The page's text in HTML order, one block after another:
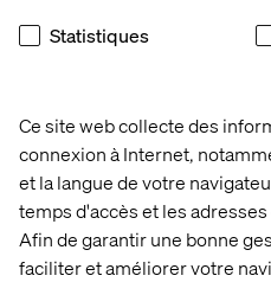
Ce site web collecte des
connexion à Internet,
et la langue de votre
temps d'accès et les
Afin de garantir une bonne
faciliter et améliorer votre
Statistiques
Accueil